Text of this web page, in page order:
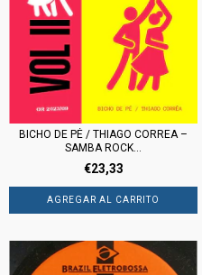
BICHO DE PÉ / THIAGO CORREA –
SAMBA ROCK...
€23,33